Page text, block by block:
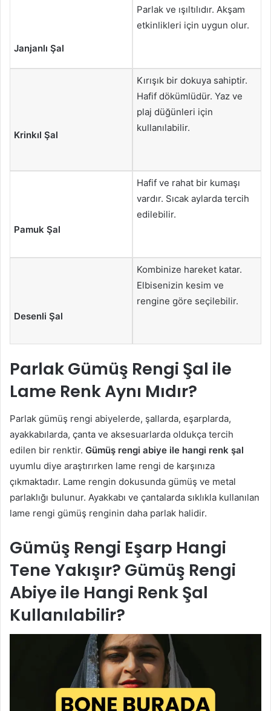
Janjanlı Şal
Parlak ve ışıltılıdır. Akşam
etkinlikleri için uygun olur.
Krinkıl Şal
Kırışık bir dokuya sahiptir.
Hafif dökümlüdür. Yaz ve
plaj düğünleri için
kullanılabilir.
Pamuk Şal
Hafif ve rahat bir kumaşı
vardır. Sıcak aylarda tercih
edilebilir.
Desenli Şal
Kombinize hareket katar.
Elbisenizin kesim ve
rengine göre seçilebilir.
Parlak Gümüş Rengi Şal ile
Lame Renk Aynı Mıdır?
Parlak gümüş rengi abiyelerde, şallarda, eşarplarda,
ayakkabılarda, çanta ve aksesuarlarda oldukça tercih
edilen bir renktir. Gümüş rengi abiye ile hangi renk şal
uyumlu diye araştırırken lame rengi de karşınıza
çıkmaktadır. Lame rengin dokusunda gümüş ve metal
parlaklığı bulunur. Ayakkabı ve çantalarda sıklıkla kullanılan
lame rengi gümüş renginin daha parlak halidir.
Gümüş Rengi Eşarp Hangi
Tene Yakışır? Gümüş Rengi
Abiye ile Hangi Renk Şal
Kullanılabilir?